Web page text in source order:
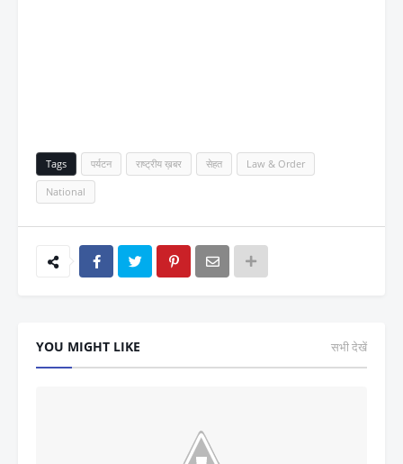
Tags पर्यटन राष्ट्रीय ख़बर सेहत Law & Order
National
YOU MIGHT LIKE सभी देखें